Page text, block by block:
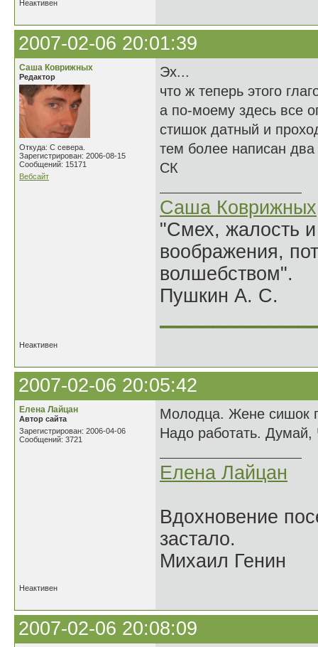
Неактивен
2007-02-06 20:01:39
Саша Коврижных
Редактор
Откуда: С севера.
Зарегистрирован: 2006-08-15
Сообщений: 15171
Вебсайт
Эх...
что ж теперь этого
а по-моему здесь все
стишок датный и
тем более написан
СК
Саша Коврижных
"Смех, жалость
воображения,
волшебством".
Пушкин А. С.
Неактивен
2007-02-06 20:05:42
Елена Лайцан
Автор сайта
Зарегистрирован: 2006-04-06
Сообщений: 3721
Молодца. Жене сишок
Надо работать. Думай,
Елена Лайцан
Вдохновение
застало.
Михаил Генин
Неактивен
2007-02-06 20:08:09